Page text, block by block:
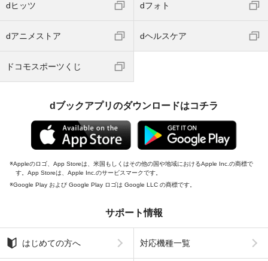
dヒッツ dフォト
dアニメストア dヘルスケア
ドコモスポーツくじ
dブックアプリのダウンロードはコチラ
Appleのロゴ、App Storeは、米国もしくはその他の国や地域におけるApple Inc.の商標で
す。App Storeは、Apple Inc.のサービスマークです。
Google Play および Google Play ロゴは Google LLC の商標です。
サポート情報
はじめての方へ 対応機種一覧